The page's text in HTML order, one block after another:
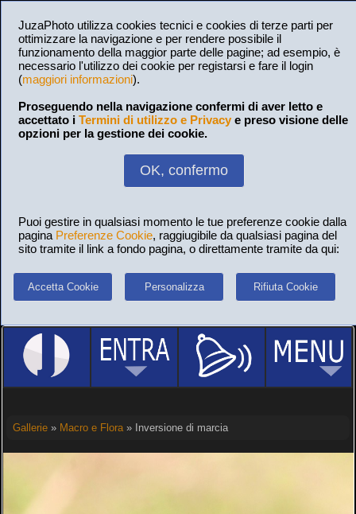
JuzaPhoto utilizza cookies tecnici e cookies di terze parti per
ottimizzare la navigazione e per rendere possibile il
funzionamento della maggior parte delle pagine; ad esempio, è
necessario l'utilizzo dei cookie per registarsi e fare il login
(maggiori informazioni).
Proseguendo nella navigazione confermi di aver letto e
accettato i Termini di utilizzo e Privacy e preso visione delle
opzioni per la gestione dei cookie.
OK, confermo
Puoi gestire in qualsiasi momento le tue preferenze cookie dalla
pagina Preferenze Cookie, raggiugibile da qualsiasi pagina del
sito tramite il link a fondo pagina, o direttamente tramite da qui:
Accetta Cookie Personalizza Rifiuta Cookie
Gallerie» Macro e Flora» Inversione di marcia